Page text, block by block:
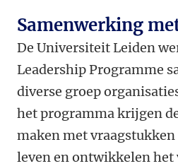
Samenwerking
De Universiteit Leiden
Leadership Programme
diverse groep
het programma krijgen
maken met
leven en ontwikkelen het